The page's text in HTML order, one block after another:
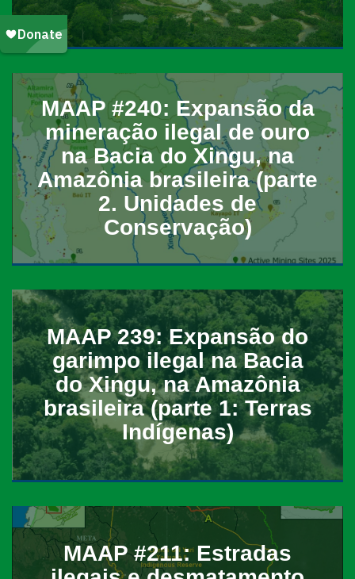
MAAP #240: Expansão da
mineração ilegal de ouro
na Bacia do Xingu, na
Amazônia brasileira (parte
2. Unidades de
Conservação)
MAAP 239: Expansão do
garimpo ilegal na Bacia
do Xingu, na Amazônia
brasileira (parte 1: Terras
Indígenas)
MAAP #211: Estradas